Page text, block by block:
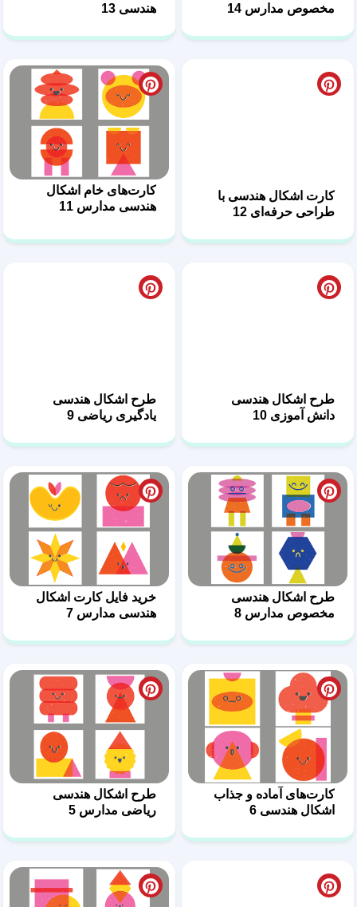
مخصوص مدارس 14
هندسی 13
کارت اشکال هندسی با
طراحی حرفه‌ای 12
کارت‌های خام اشکال
هندسی مدارس 11
دانش آموزی 10
یادگیری ریاضی 9
طرح اشکال هندسی
مخصوص مدارس 8
خرید فایل کارت اشکال
هندسی مدارس 7
کارت‌های آماده و جذاب
اشکال هندسی 6
طرح اشکال هندسی
ریاضی مدارس 5